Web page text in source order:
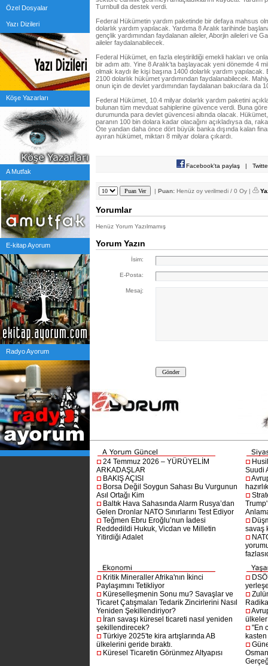
Özel Dosyalar
Yazı Dizileri
Köşe Yazarları
A Mutfak
E-kitap Ayorum
Radyo Ayorum
Turnbull da destek verdi.
Federal Hükümetin yardım paketinde bir defaya mahsus
dolarlık yardım yapılacak. Yardıma 8 Aralık tarihinde
gençlik yardımından faydalanan aileler, Aborjin aileleri ve
aileler faydalanabilecek.
Federal Hükümet, en fazla eleştirildiği emekli hakları ve
bir adım attı. Yine 8 Aralık’ta başlayacak yeni dönemde 4
olmak kaydı ile kişi başına 1400 dolarlık yardım
2100 dolarlık hükümet yardımından faydalanabilecek.
onun için de devlet yardımından faydalanan bakıcılara da
Federal Hükümet, 10.4 milyar dolarlık yardım paketini
bulunan tüm mevduat sahiplerine güvence verdi. Buna
durumunda para devlet güvencesi altında olacak.
paranın 100 bin dolara kadar olacağını açıkladıysa da,
Öte yandan daha önce dört büyük banka dışında kalan
ayıran hükümet, miktarı 8 milyar dolara çıkardı.
Facebook'ta paylaş |
| Puan: Henüz oy verilmedi / 0 Oy |
Yorumlar
Henüz Yorum Yazılmamış
Yorum Yazın
İsim:
E-Posta:
Mesaj:
24 Temmuz 2026 – YÜRÜYELİM
ARKADAŞLAR
BAKIŞ AÇISI
Borsa Değil Soygun Sahası Bu Vurgunun
Asıl Ortağı Kim
Baltık Hava Sahasında Alarm Rusya’dan
Gelen Dronlar NATO Sınırlarını Test Ediyor
Teğmen Ebru Eroğlu’nun İadesi
Reddedildi Hukuk, Vicdan ve Milletin
Yitirdiği Adalet
Suudi
savaş
Kritik Mineraller Afrika'nın İkinci
Paylaşımını Tetikliyor
Küreselleşmenin Sonu mu? Savaşlar ve
Ticaret Çatışmaları Tedarik Zincirlerini Nasıl
Yeniden Şekillendiriyor?
İran savaşı küresel ticareti nasıl yeniden
şekillendirecek?
Türkiye 2025'te kira artışlarında AB
ülkelerini geride bıraktı.
Küresel Ticaretin Görünmez Altyapısı
"En